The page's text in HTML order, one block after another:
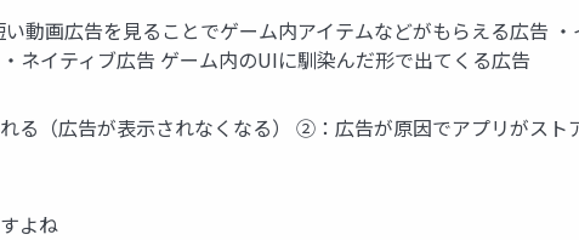
動画広告を見ることでゲーム内アイテムなどがもらえる広告
ネイティブ広告 ゲーム内のUIに馴染んだ形で出てくる広告
る（広告が表示されなくなる） ②：広告が原因でアプリがスト
よね